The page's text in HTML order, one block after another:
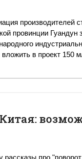
производителей
провинции Гуандун
вложить в проект 150
рассказы про "поворот